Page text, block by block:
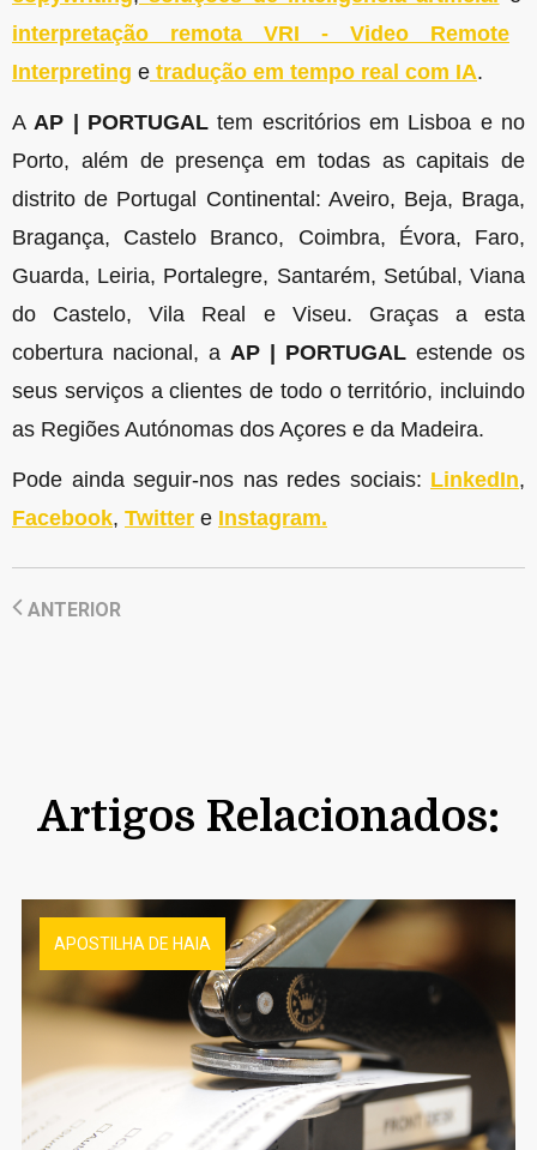
interpretação remota VRI - Video Remote
Interpreting e tradução em tempo real com IA.
A AP | PORTUGALtem escritórios em Lisboa e no
Porto, além de presença em todas as capitais de
distrito de Portugal Continental: Aveiro, Beja, Braga,
Bragança, Castelo Branco, Coimbra, Évora, Faro,
Guarda, Leiria, Portalegre, Santarém, Setúbal, Viana
do Castelo, Vila Real e Viseu. Graças a esta
cobertura nacional, a AP | PORTUGAL estende os
seus serviços a clientes de todo o território, incluindo
as Regiões Autónomas dos Açores e da Madeira.
Pode ainda seguir-nos nas redes sociais: LinkedIn,
Facebook, Twitter e Instagram.
ANTERIOR
Artigos Relacionados:
APOSTILHA DE HAIA